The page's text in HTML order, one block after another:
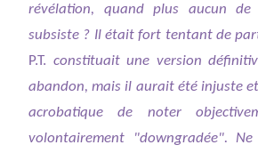
révélation, quand plus aucun de
subsiste ? Il était fort tentant de
P.T. constituait une version
abandon, mais il aurait été injuste
acrobatique de noter
volontairement "downgradée".